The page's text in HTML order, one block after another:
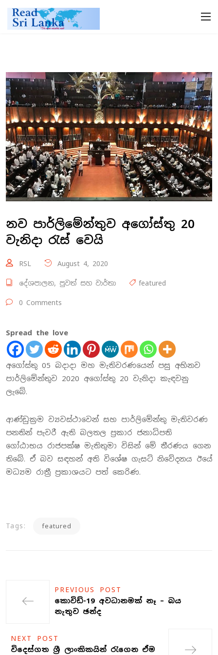
නව පාර්ලිමේන්තුව අගෝස්තු 20
වැනිදා රැස් වෙයි
RSL August 4, 2020
දේශපාලන, පුවත් සහ වාර්තා featured
0 Comments
Spread the love
අගෝස්තු 05 බදාදා මහ මැතිවරණයෙන් පසු අභිනව
පාර්ලිමේන්තුව 2020 අගෝස්තු 20 වැනිදා කැඳවනු
ලැබේ.
ආණ්ඩුක්‍රම ව්‍යවස්ථාවෙන් සහ පාර්ලිමේන්තු මැතිවරණ
පනතින් පැවරී ඇති බලතල ප්‍රකාර ජනාධිපති
ගෝඨාභය රාජපක්ෂ මැතිතුමා විසින් මේ තීරණය ගෙන
තිබේ. ඒ බව සඳහන් අති විශේෂ ගැසට් නිවේදනය ඊයේ
මධ්‍යම රාත්‍රී ප්‍රකාශයට පත් කෙරිණ.
Tags: featured
PREVIOUS POST
කොවිඩ්-19 අවධානමක් නෑ – බය
නැතුව ඡන්ද
NEXT POST
විදෙස්ගත ශ්‍රී ලාංකිකයින් රැගෙන ඒම